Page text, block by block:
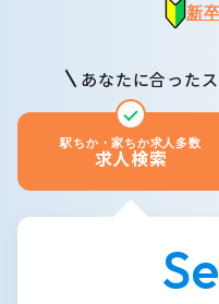
新
あなたに合った
駅ちか・家ちか求人多数
求人検索